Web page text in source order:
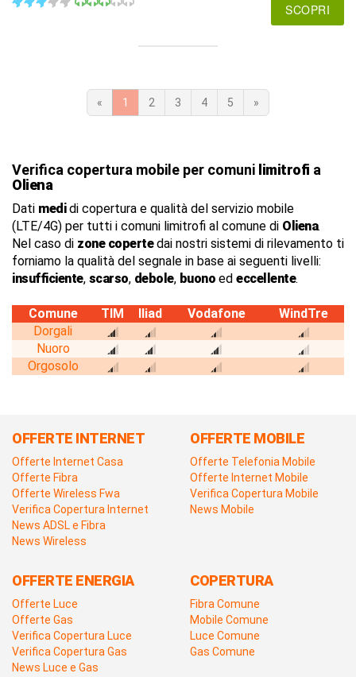
SCOPRI
« 1 2 3 4 5 »
Verifica copertura mobile per comuni limitrofi a
Oliena
Dati medidi copertura e qualità del servizio mobile
(LTE/4G) per tutti i comuni limitrofi al comune di Oliena.
Nel caso di zone copertedai nostri sistemi di rilevamento ti
forniamo la qualità del segnale in base ai seguenti livelli:
insufficiente, scarso, debole, buono ed eccellente.
Comune TIM Iliad Vodafone
WindTre
Dorgali
Nuoro
Orgosolo
OFFERTE INTERNET
Offerte Internet Casa
Offerte Fibra
Offerte Wireless Fwa
Verifica Copertura Internet
News ADSL e Fibra
News Wireless
OFFERTE MOBILE
Offerte Telefonia Mobile
Offerte Internet Mobile
Verifica Copertura Mobile
News Mobile
OFFERTE ENERGIA
Offerte Luce
Offerte Gas
Verifica Copertura Luce
Verifica Copertura Gas
News Luce e Gas
COPERTURA
Fibra Comune
Mobile Comune
Luce Comune
Gas Comune